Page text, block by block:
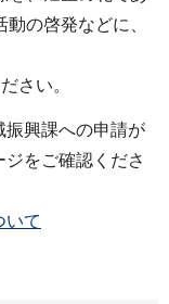
の啓発などに、
さい。
振興課への申請が
をご確認くださ
いて